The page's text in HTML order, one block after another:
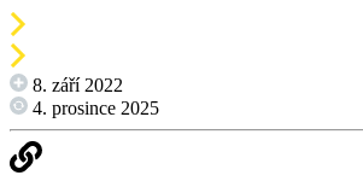
8. září 2022
4. prosince 2025